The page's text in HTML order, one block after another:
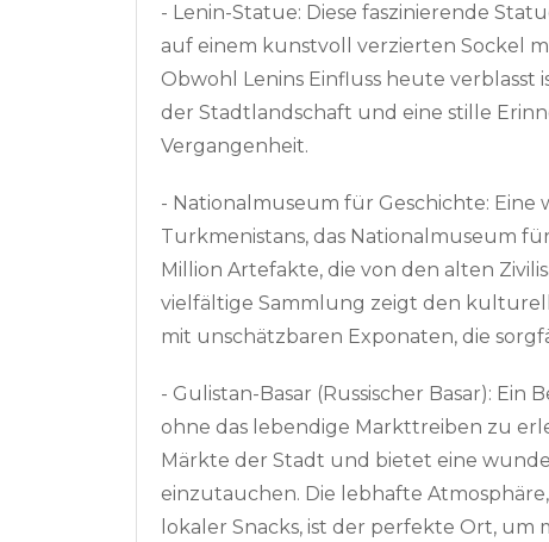
- Lenin-Statue: Diese faszinierende
auf einem kunstvoll verzierten Sockel
Obwohl Lenins Einfluss heute verblasst
der Stadtlandschaft und eine stille
Vergangenheit.
- Nationalmuseum für Geschichte:
Turkmenistans, das Nationalmuseum
Million Artefakte, die von den alten
vielfältige Sammlung zeigt den
mit unschätzbaren Exponaten, die
- Gulistan-Basar (Russischer Basar):
ohne das lebendige Markttreiben zu
Märkte der Stadt und bietet eine
einzutauchen. Die lebhafte
lokaler Snacks, ist der perfekte Ort,